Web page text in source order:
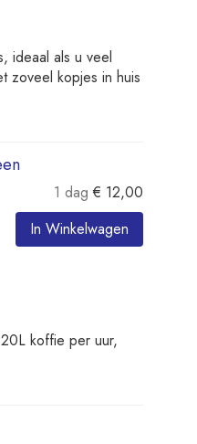
ideaal als u veel
zoveel kopjes in huis
1 dag € 12,00
In Winkelwagen
koffie per uur,